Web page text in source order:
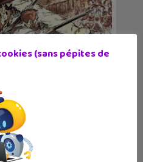
bande
(sans pépites de